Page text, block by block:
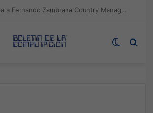
Omada presenta los nuevos Fusion Gateways que simplifican la implementación, reducen costos y aumentan la eficiencia operativa
Switch